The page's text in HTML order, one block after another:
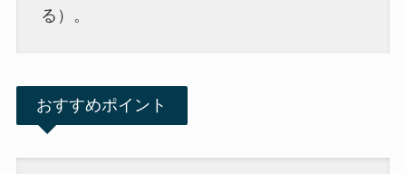
る）。
おすすめポイント